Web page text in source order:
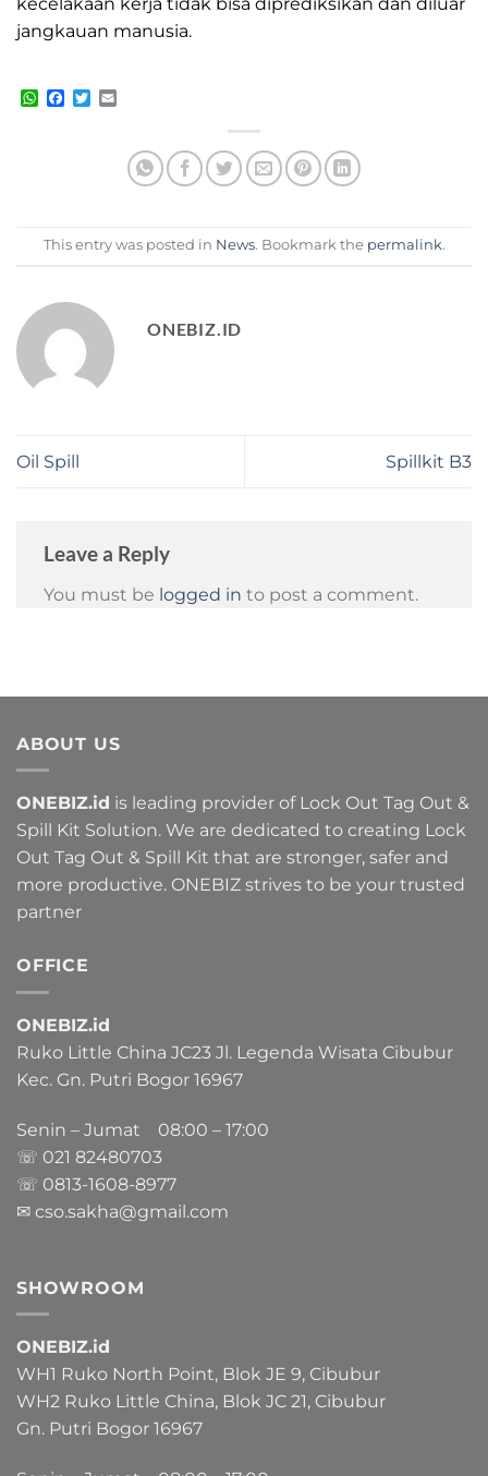
jangkauan manusia.
WhatsApp
Facebook
Twitter
This entry was posted in News. Bookmark the permalink.
ONEBIZ.ID
Oil Spill Spillkit B3
Leave a Reply
You must be logged in to post a comment.
ABOUT US
ONEBIZ.id is leading provider of Lock Out Tag Out &
Spill Kit Solution. We are dedicated to creating Lock
Out Tag Out & Spill Kit that are stronger, safer and
more productive. ONEBIZ strives to be your trusted
partner
OFFICE
ONEBIZ.id
Ruko Little China JC23 Jl. Legenda Wisata Cibubur
Kec. Gn. Putri Bogor 16967
Senin – Jumat 08:00 – 17:00
☏ 021 82480703
☏ 0813-1608-8977
✉ cso.sakha@gmail.com
SHOWROOM
ONEBIZ.id
WH1 Ruko North Point, Blok JE 9, Cibubur
WH2 Ruko Little China, Blok JC 21, Cibubur
Gn. Putri Bogor 16967